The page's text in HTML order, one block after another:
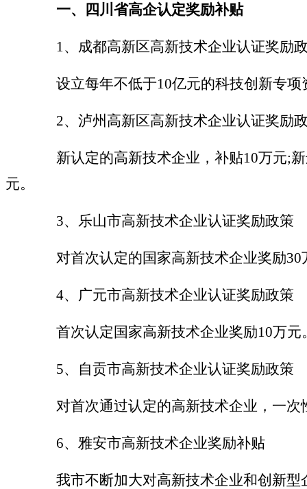
一、四川省高企认定奖励补贴
1、成都高新区高新技术企业认证奖励
设立每年不低于10亿元的科技创新专
2、泸州高新区高新技术企业认证奖励
新认定的高新技术企业，补贴10万元;
元。
3、乐山市高新技术企业认证奖励政策
对首次认定的国家高新技术企业奖励30
4、广元市高新技术企业认证奖励政策
首次认定国家高新技术企业奖励10万元
5、自贡市高新技术企业认证奖励政策
对首次通过认定的高新技术企业，一次
6、雅安市高新技术企业奖励补贴
我市不断加大对高新技术企业和创新型